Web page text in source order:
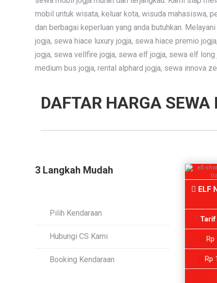
mobil untuk wisata, keluar kota, wisuda mahasiswa,
dan berbagai keperluan yang anda butuhkan.
jogja, sewa hiace luxury jogja, sewa hiace premio
jogja, sewa vellfire jogja, sewa elf jogja, sewa elf
medium bus jogja, rental alphard jogja, sewa innova
DAFTAR HARGA
3 Langkah Mudah
Pilih Kendaraan
Hubungi CS Kami
Booking Kendaraan
ELF
Rp
Rp